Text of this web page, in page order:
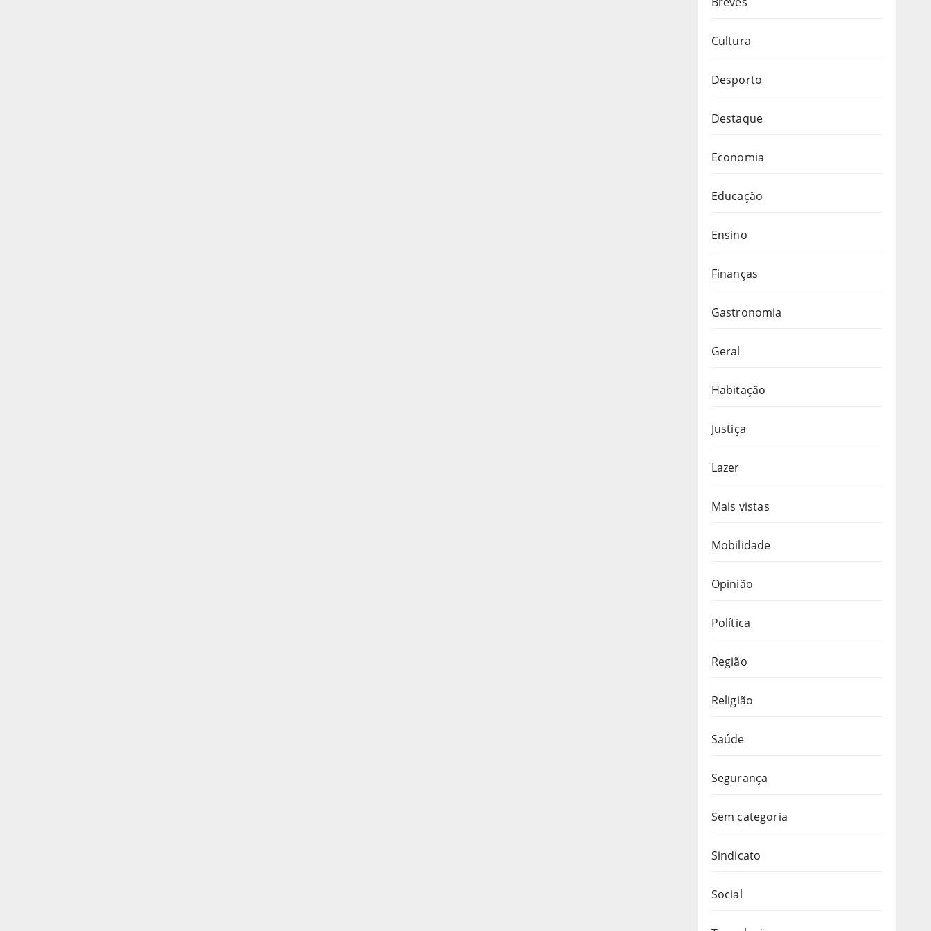
Cultura
Desporto
Destaque
Economia
Educação
Ensino
Finanças
Gastronomia
Geral
Habitação
Justiça
Lazer
Mais vistas
Mobilidade
Opinião
Política
Região
Religião
Saúde
Segurança
Sem categoria
Sindicato
Social